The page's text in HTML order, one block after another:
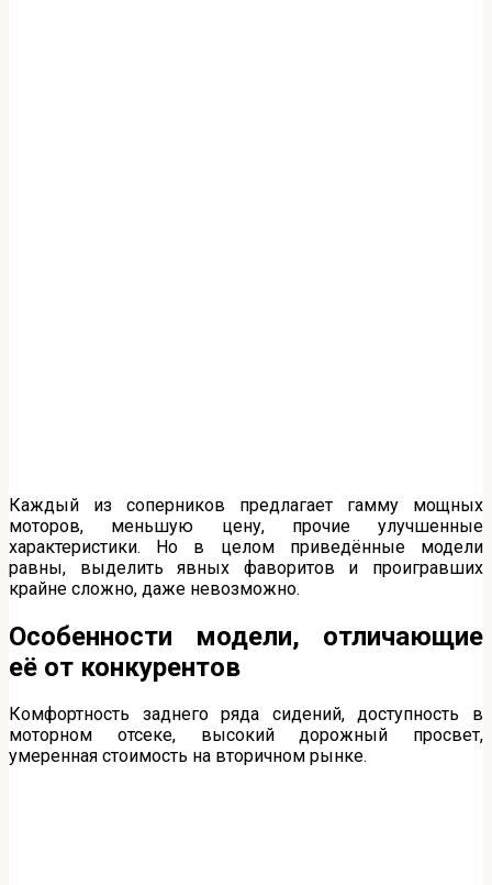
Каждый из соперников предлагает гамму мощных
моторов, меньшую цену, прочие улучшенные
характеристики. Но в целом приведённые модели
равны, выделить явных фаворитов и проигравших
крайне сложно, даже невозможно.
Особенности модели, отличающие
её от конкурентов
Комфортность заднего ряда сидений, доступность в
моторном отсеке, высокий дорожный просвет,
умеренная стоимость на вторичном рынке.